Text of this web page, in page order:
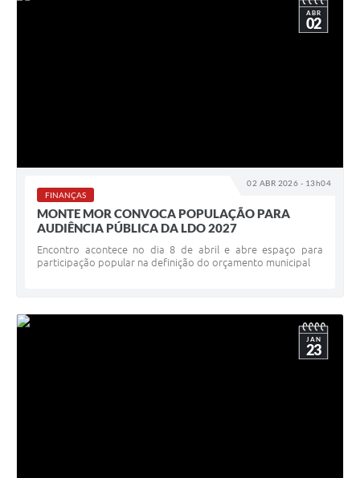
02 ABR 2026 - 13h04
ABR
02
FINANÇAS
MONTE MOR CONVOCA POPULAÇÃO PARA
AUDIÊNCIA PÚBLICA DA LDO 2027
Encontro acontece no dia 8 de abril e abre espaço para
participação popular na definição do orçamento municipal
JAN
23